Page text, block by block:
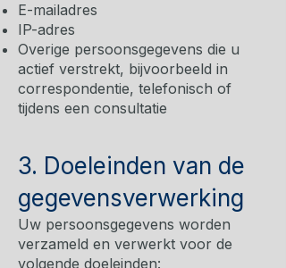
E-mailadres
IP-adres
Overige persoonsgegevens die u
actief verstrekt, bijvoorbeeld in
correspondentie, telefonisch of
tijdens een consultatie
3. Doeleinden van de
gegevensverwerking
Uw persoonsgegevens worden
verzameld en verwerkt voor de
volgende doeleinden: